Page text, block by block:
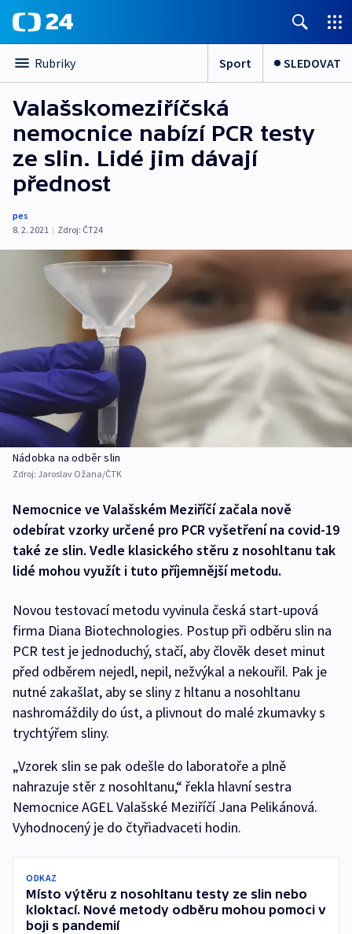
Rubriky Sport SLEDOVAT
Valašskomeziříčská
nemocnice nabízí PCR testy
ze slin. Lidé jim dávají
přednost
pes
8. 2. 2021 | Zdroj: ČT24
Nádobka na odběr slin
Zdroj: Jaroslav Ožana/ČTK
Nemocnice ve Valašském Meziříčí začala nově
odebírat vzorky určené pro PCR vyšetření na covid-19
také ze slin. Vedle klasického stěru z nosohltanu tak
lidé mohou využít i tuto příjemnější metodu.
Novou testovací metodu vyvinula česká start-upová
firma Diana Biotechnologies. Postup při odběru slin na
PCR test je jednoduchý, stačí, aby člověk deset minut
před odběrem nejedl, nepil, nežvýkal a nekouřil. Pak je
nutné zakašlat, aby se sliny z hltanu a nosohltanu
nashromáždily do úst, a plivnout do malé zkumavky s
trychtýřem sliny.
„Vzorek slin se pak odešle do laboratoře a plně
nahrazuje stěr z nosohltanu,“ řekla hlavní sestra
Nemocnice AGEL Valašské Meziříčí Jana Pelikánová.
Vyhodnocený je do čtyřiadvaceti hodin.
ODKAZ
Místo výtěru z nosohltanu testy ze slin nebo
kloktací. Nové metody odběru mohou pomoci v
boji s pandemií